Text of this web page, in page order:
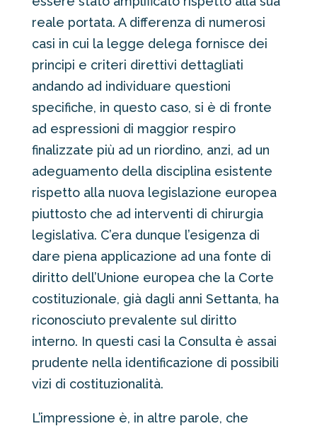
reale portata. A differenza di numerosi
casi in cui la legge delega fornisce dei
principi e criteri direttivi dettagliati
andando ad individuare questioni
specifiche, in questo caso, si è di fronte
ad espressioni di maggior respiro
finalizzate più ad un riordino, anzi, ad un
adeguamento della disciplina esistente
rispetto alla nuova legislazione europea
piuttosto che ad interventi di chirurgia
legislativa. C’era dunque l’esigenza di
dare piena applicazione ad una fonte di
diritto dell’Unione europea che la Corte
costituzionale, già dagli anni Settanta, ha
riconosciuto prevalente sul diritto
interno. In questi casi la Consulta è assai
prudente nella identificazione di possibili
vizi di costituzionalità.
L’impressione è, in altre parole, che